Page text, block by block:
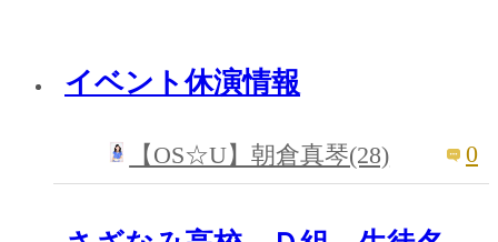
イベント休演情報
【OS☆U】朝倉真琴(28) 0